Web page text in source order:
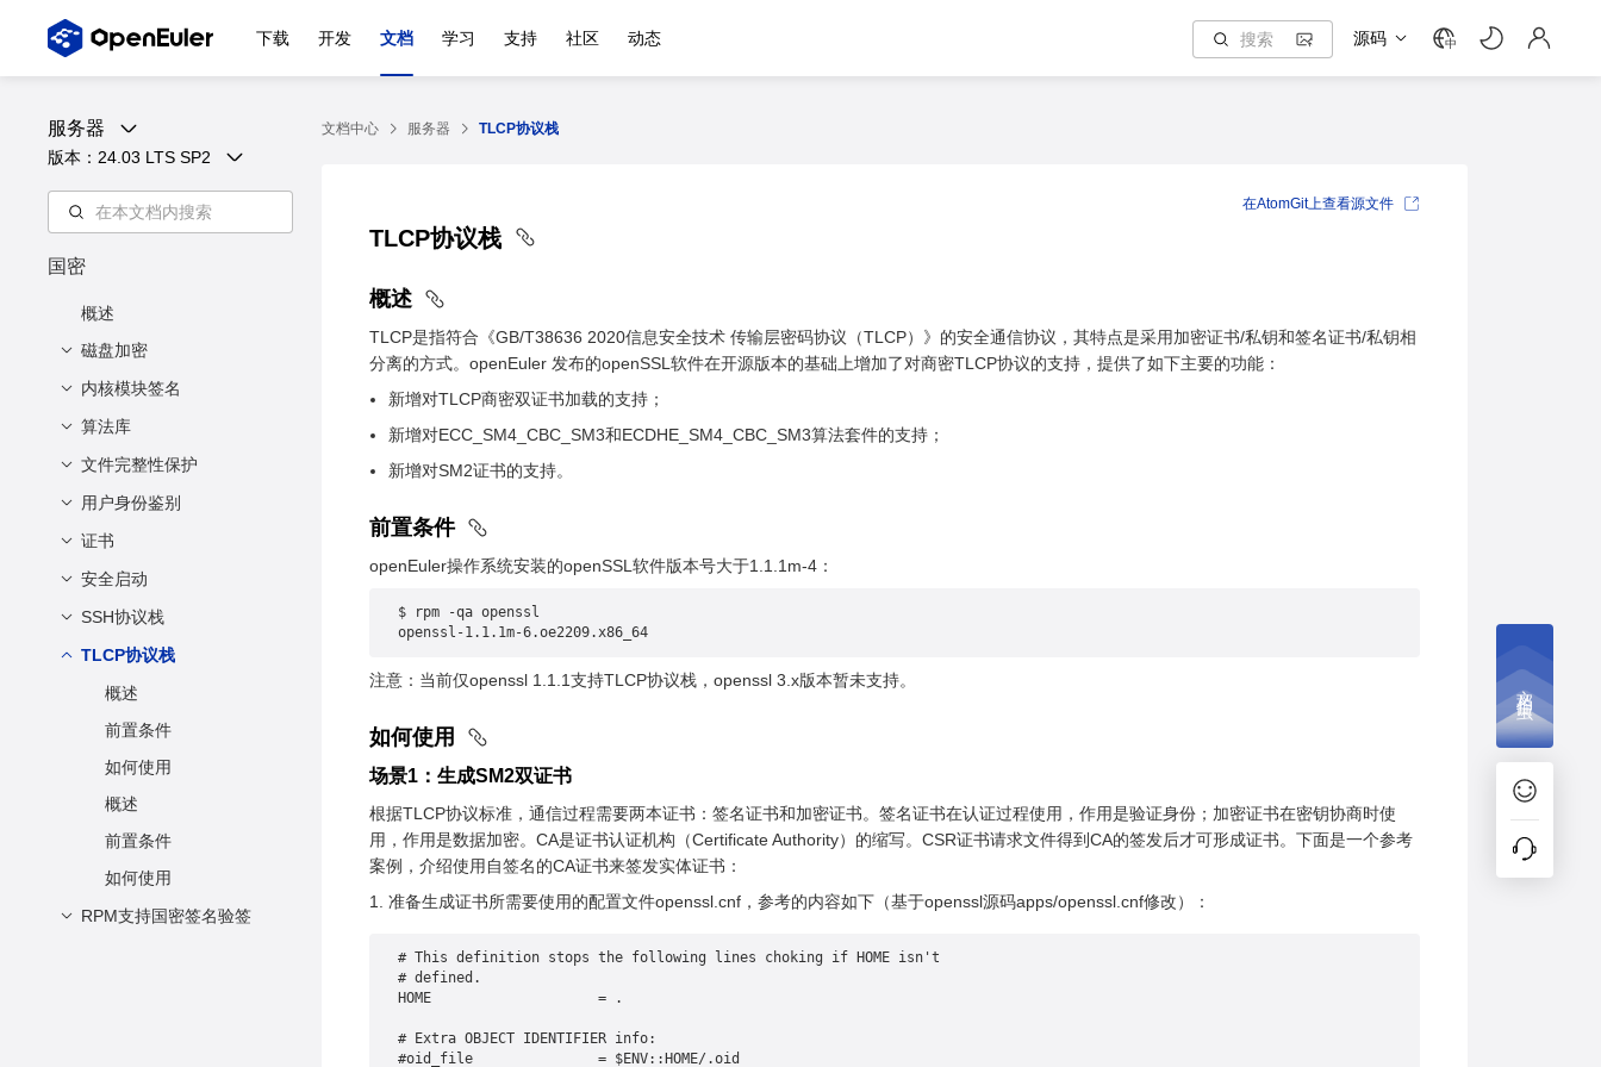
下载 开发 文档 学习 支持 社区 动态 源码 中
服务器
版本： 24.03 LTS SP2
国密
概述
磁盘加密
概述
前置条件
如何使用
内核模块签名
概述
前置条件
如何使用
算法库
openSSL加密接口
内核加密接口
文件完整性保护
内核完整性度量架构
（IMA）
用户身份鉴别
PAM配置用户口令加密
shadow配置用户口令加
密
证书
概述
前置条件
如何使用
安全启动
约束限制
前置条件
生成密钥和证书
编译shim组件
UEFI文件商密签名
安全启动
SSH协议栈
概述
前置条件
如何使用
TLCP协议栈
概述
前置条件
如何使用
概述
前置条件
如何使用
RPM支持国密签名验签
文档中心 服务器 TLCP协议栈
TLCP协议栈
概述
TLCP是指符合《GB/T38636 2020信息安全技术 传输层密码协议（TLCP）》的安全通信协议，其特点是采用加密证书/私钥和签名证书/私钥相
分离的方式。openEuler 发布的openSSL软件在开源版本的基础上增加了对商密TLCP协议的支持，提供了如下主要的功能：
新增对TLCP商密双证书加载的支持；
新增对ECC_SM4_CBC_SM3和ECDHE_SM4_CBC_SM3算法套件的支持；
新增对SM2证书的支持。
前置条件
openEuler操作系统安装的openSSL软件版本号大于1.1.1m-4：
$ rpm -qa openssl
openssl-1.1.1m-6.oe2209.x86_64
注意：当前仅openssl 1.1.1支持TLCP协议栈，openssl 3.x版本暂未支持。
如何使用
场景1：生成SM2双证书
根据TLCP协议标准，通信过程需要两本证书：签名证书和加密证书。签名证书在认证过程使用，作用是验证身份；加密证书在密钥协商时使
用，作用是数据加密。CA是证书认证机构（Certificate Authority）的缩写。CSR证书请求文件得到CA的签发后才可形成证书。下面是一个参考
案例，介绍使用自签名的CA证书来签发实体证书：
准备生成证书所需要使用的配置文件openssl.cnf，参考的内容如下（基于openssl源码apps/openssl.cnf修改）：
# This definition stops the following lines choking if HOME isn't
# defined.
HOME			= .
# Extra OBJECT IDENTIFIER info:
#oid_file		= $ENV::HOME/.oid
在AtomGit上查看源文件